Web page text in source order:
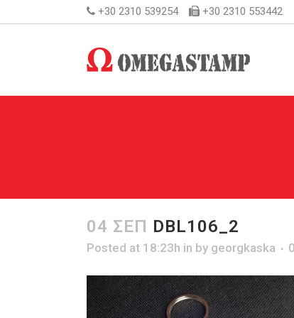
+30 2310 539254 +30 2310 553442
04 ΣΕΠ DBL106_2
Posted at 18:23h in by georgkaska